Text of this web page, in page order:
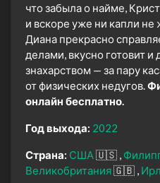
что забыла о найме,
и вскоре уже ни капли
Диана прекрасно
делами, вкусно готовит и
знахарством — за пару
от физических недугов.
онлайн бесплатно.
Год выхода: 2022
Страна: США🇺🇸
Великобритания🇬🇧